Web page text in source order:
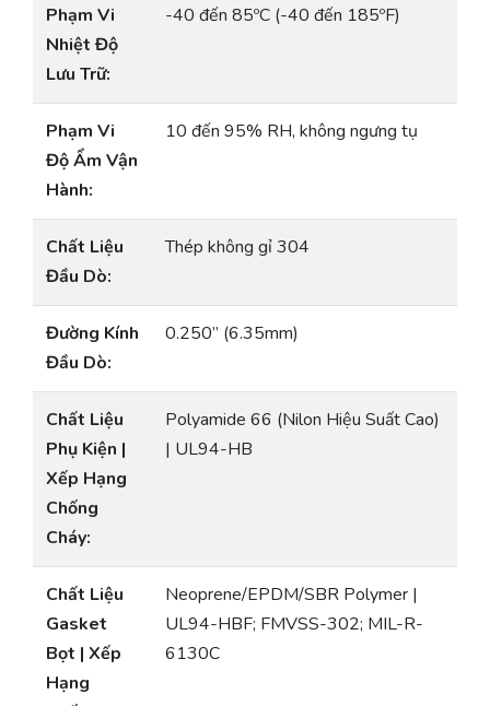
Phạm Vi
Nhiệt Độ
Lưu Trữ:
-40 đến 85ºC (-40 đến 185ºF)
Phạm Vi
Độ Ẩm Vận
Hành:
10 đến 95% RH, không ngưng tụ
Chất Liệu
Đầu Dò:
Thép không gỉ 304
Đường Kính
Đầu Dò:
0.250” (6.35mm)
Chất Liệu
Phụ Kiện |
Xếp Hạng
Chống
Cháy:
Polyamide 66 (Nilon Hiệu Suất Cao)
| UL94-HB
Chất Liệu
Gasket
Bọt | Xếp
Hạng
Neoprene/EPDM/SBR Polymer |
UL94-HBF; FMVSS-302; MIL-R-
6130C